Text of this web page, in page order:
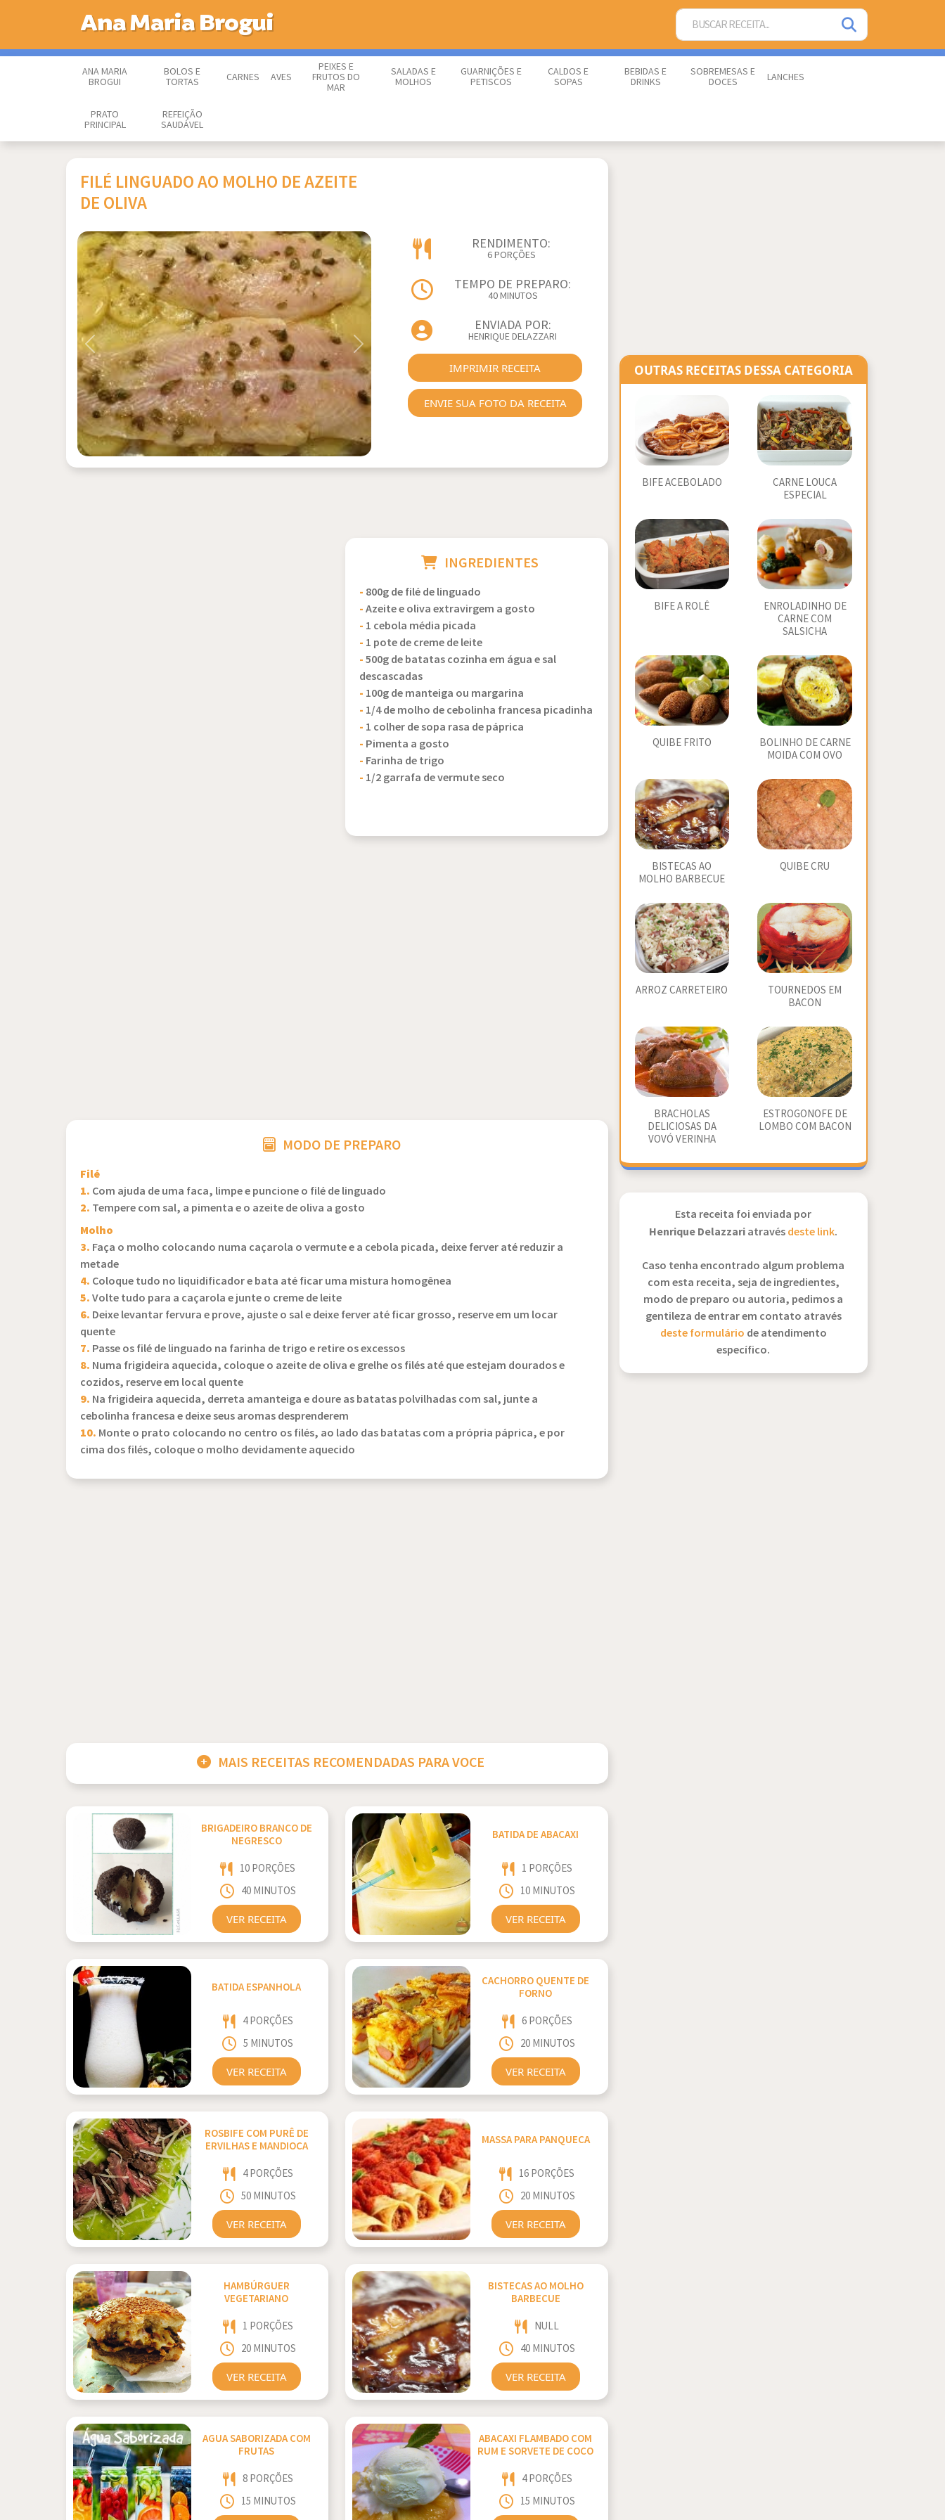
Ana Maria Brogui
ANA MARIA
BROGUI
BOLOS E
TORTAS
CARNES AVES
PEIXES E
FRUTOS DO
MAR
SALADAS E
MOLHOS
GUARNIÇÕES E
PETISCOS
CALDOS E
SOPAS
BEBIDAS E
DRINKS
SOBREMESAS E
DOCES
LANCHES
PRATO
PRINCIPAL
REFEIÇÃO
SAUDÁVEL
FILÉ LINGUADO AO MOLHO DE AZEITE
DE OLIVA
Previous Next
RENDIMENTO:
6 PORÇÕES
TEMPO DE PREPARO:
40 MINUTOS
ENVIADA POR:
HENRIQUE DELAZZARI
IMPRIMIR RECEITA
ENVIE SUA FOTO DA RECEITA
INGREDIENTES
- 800g de filé de linguado
-Azeite e oliva extravirgem a gosto
- 1 cebola média picada
- 1 pote de creme de leite
-500g de batatas cozinha em água e sal
descascadas
- 100g de manteiga ou margarina
- 1/4 de molho de cebolinha francesa picadinha
- 1 colher de sopa rasa de páprica
- Pimenta a gosto
- Farinha de trigo
- 1/2 garrafa de vermute seco
MODO DE PREPARO
Filé
1. Com ajuda de uma faca, limpe e puncione o filé de linguado
2. Tempere com sal, a pimenta e o azeite de oliva a gosto
Molho
3. Faça o molho colocando numa caçarola o vermute e a cebola picada, deixe ferver até reduzir a
metade
4. Coloque tudo no liquidificador e bata até ficar uma mistura homogênea
5.Volte tudo para a caçarola e junte o creme de leite
6. Deixe levantar fervura e prove, ajuste o sal e deixe ferver até ficar grosso, reserve em um locar
quente
7. Passe os filé de linguado na farinha de trigo e retire os excessos
8. Numa frigideira aquecida, coloque o azeite de oliva e grelhe os filés até que estejam dourados e
cozidos, reserve em local quente
9. Na frigideira aquecida, derreta amanteiga e doure as batatas polvilhadas com sal, junte a
cebolinha francesa e deixe seus aromas desprenderem
10. Monte o prato colocando no centro os filés, ao lado das batatas com a própria páprica, e por
cima dos filés, coloque o molho devidamente aquecido
MAIS RECEITAS RECOMENDADAS PARA VOCE
BRIGADEIRO BRANCO DE
NEGRESCO
10 PORÇÕES
40 MINUTOS
VER RECEITA
BATIDA DE ABACAXI
1 PORÇÕES
10 MINUTOS
VER RECEITA
BATIDA ESPANHOLA
4 PORÇÕES
5 MINUTOS
VER RECEITA
CACHORRO QUENTE DE
FORNO
6 PORÇÕES
20 MINUTOS
VER RECEITA
ROSBIFE COM PURÊ DE
ERVILHAS E MANDIOCA
4 PORÇÕES
50 MINUTOS
VER RECEITA
MASSA PARA PANQUECA
16 PORÇÕES
20 MINUTOS
VER RECEITA
HAMBÚRGUER
VEGETARIANO
1 PORÇÕES
20 MINUTOS
VER RECEITA
BISTECAS AO MOLHO
BARBECUE
NULL
40 MINUTOS
VER RECEITA
AGUA SABORIZADA COM
FRUTAS
8 PORÇÕES
15 MINUTOS
ABACAXI FLAMBADO COM
RUM E SORVETE DE COCO
4 PORÇÕES
15 MINUTOS
OUTRAS RECEITAS DESSA CATEGORIA
BIFE ACEBOLADO
CARNE LOUCA
ESPECIAL
BIFE A ROLÊ
ENROLADINHO DE
CARNE COM
SALSICHA
QUIBE FRITO
BOLINHO DE CARNE
MOIDA COM OVO
BISTECAS AO
MOLHO BARBECUE
QUIBE CRU
ARROZ CARRETEIRO
TOURNEDOS EM
BACON
BRACHOLAS
DELICIOSAS DA
VOVÓ VERINHA
ESTROGONOFE DE
LOMBO COM BACON
Esta receita foi enviada por
Henrique Delazzariatravésdeste link.
Caso tenha encontrado algum problema
com esta receita, seja de ingredientes,
modo de preparo ou autoria, pedimos a
gentileza de entrar em contato através
deste formulário de atendimento
específico.